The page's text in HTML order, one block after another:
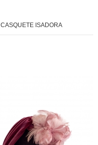
CASQUETE ISADORA